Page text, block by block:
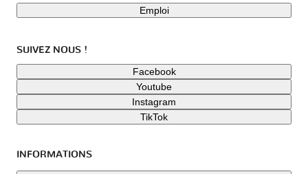
Emploi
SUIVEZ NOUS !
Facebook
Youtube
Instagram
TikTok
INFORMATIONS